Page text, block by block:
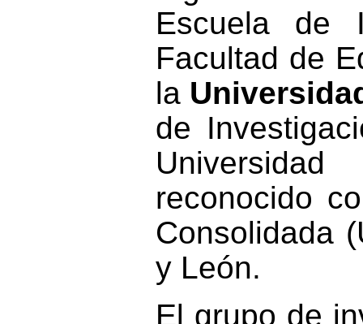
Escuela de
Facultad de
la
de
reconocido
Consolidada
y León.
El grupo de